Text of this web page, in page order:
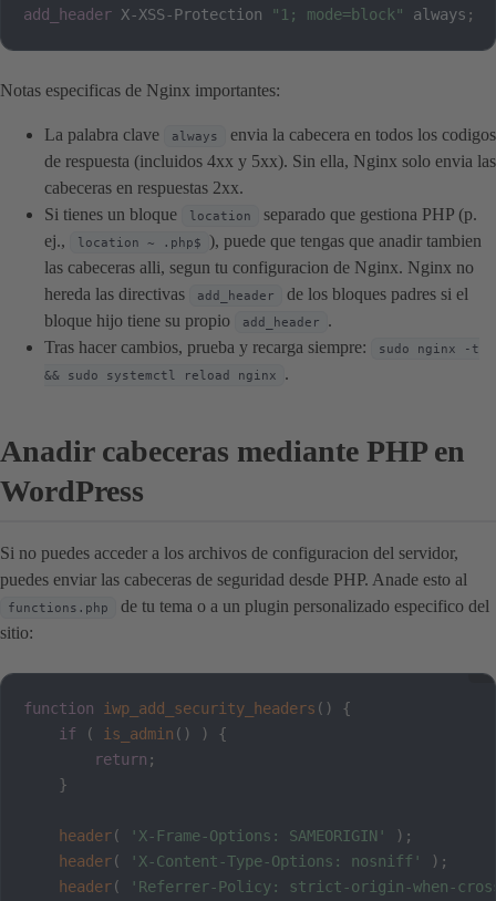
add_header X-XSS-Protection "1; mode=block" always ;
Notas especificas de Nginx importantes:
La palabra clave always
envia la cabecera en todos los codigos
de respuesta (incluidos 4xx y 5xx). Sin ella, Nginx solo envia las
cabeceras en respuestas 2xx.
Si tienes un bloque
location
separado que gestiona PHP (p.
ej.,
location ~ .php$ ), puede que tengas que anadir tambien
las cabeceras alli, segun tu configuracion de Nginx. Nginx no
hereda las directivas
add_header
de los bloques padres si el
bloque hijo tiene su propio
add_header
.
Tras hacer cambios, prueba y recarga siempre:
sudo nginx -t
&& sudo systemctl reload nginx
.
Anadir cabeceras mediante PHP en
WordPress
Si no puedes acceder a los archivos de configuracion del servidor,
puedes enviar las cabeceras de seguridad desde PHP. Anade esto al
functions.php
de tu tema o a un plugin personalizado especifico del
sitio:
function iwp_add_security_headers ( )
{
if
( is_admin ( ) )
{
return ;
}
header( 'X-Frame-Options: SAMEORIGIN' ) ;
header( 'X-Content-Type-Options: nosniff' ) ;
header( 'Referrer-Policy: strict-origin-when-